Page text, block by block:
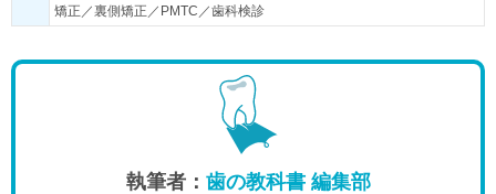
矯正／裏側矯正／PMTC／歯科検診
執筆者： 歯の教科書 編集部